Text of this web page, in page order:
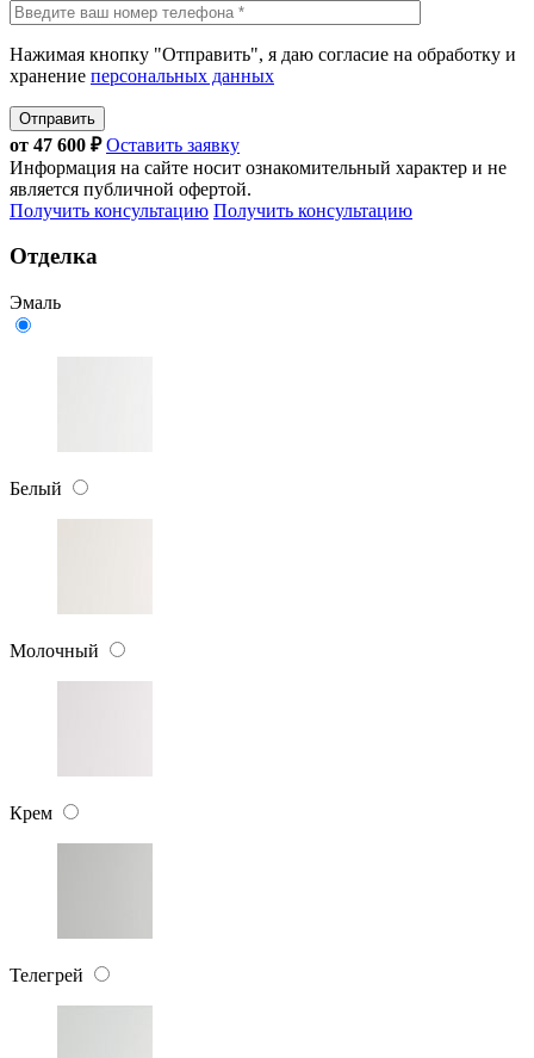
Нажимая кнопку "Отправить", я даю согласие на обработку и
хранение персональных данных
Отправить
от 47 600 ₽Оставить заявку
Информация на сайте носит ознакомительный характер и не
является публичной офертой.
Получить консультацию Получить консультацию
Отделка
Эмаль
Белый
Молочный
Крем
Телегрей